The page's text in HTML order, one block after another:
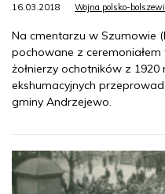
16.03.2018 Wojna polsko-
Na cmentarzu w Szumowie
pochowane z
żołnierzy ochotników z
ekshumacyjnych
gminy Andrzejewo.